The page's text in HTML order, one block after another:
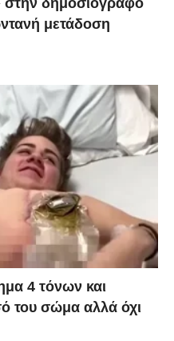
μετάδοση
4 τόνων και
του σώμα αλλά όχι